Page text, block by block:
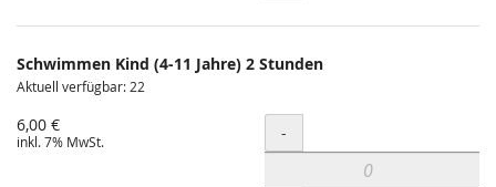
Schwimmen Kind (4-11 Jahre) 2 Stunden
Aktuell verfügbar: 22
6,00 €
inkl. 7% MwSt. Menge
-